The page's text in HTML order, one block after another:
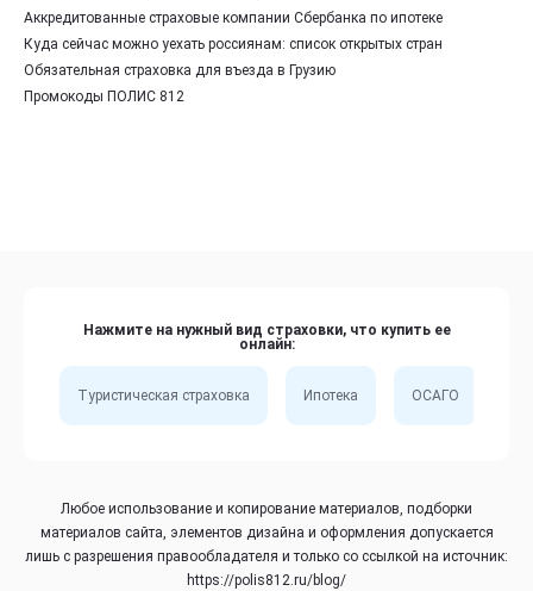
Аккредитованные страховые компании Сбербанка по ипотеке
Куда сейчас можно уехать россиянам: список открытых стран
Обязательная страховка для въезда в Грузию
Промокоды ПОЛИС 812
Нажмите на нужный вид страховки, что купить ее
онлайн:
Туристическая страховка Ипотека ОСАГО
Любое использование и копирование материалов, подборки
материалов сайта, элементов дизайна и оформления допускается
лишь с разрешения правообладателя и только со ссылкой на источник:
https://polis812.ru/blog/